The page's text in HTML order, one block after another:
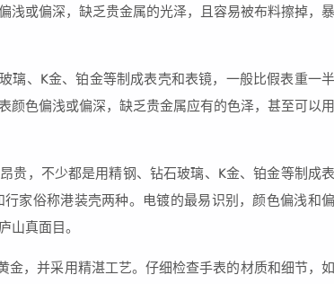
浅或偏深，缺乏贵金属的光泽，且容易被布料擦掉，暴
璃、K金、铂金等制成表壳和表镜，一般比假表重一半
颜色偏浅或偏深，缺乏贵金属应有的色泽，甚至可以用
贵，不少都是用精钢、钻石玻璃、K金、铂金等制成表
家俗称港装壳两种。电镀的最易识别，颜色偏浅和偏
山真面目。
，并采用精湛工艺。仔细检查手表的材质和细节，如